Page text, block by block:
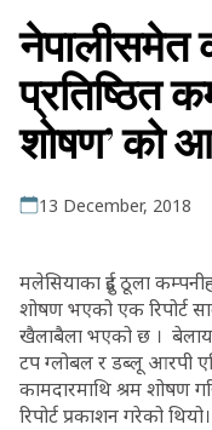
नेपालीसमेत
प्रतिष्ठित
शोषण’ को
13 December, 2018
मलेसियाका दुई ठूला
शोषण भएको एक रिपोर्ट
खैलाबैला भएको छ ।
टप ग्लोबल र डब्लू आरपी
कामदारमाथि श्रम शोषण
रिपोर्ट प्रकाशन गरेको थियो।